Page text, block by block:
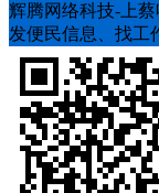
辉腾网络科技-上蔡
发便民信息、找工